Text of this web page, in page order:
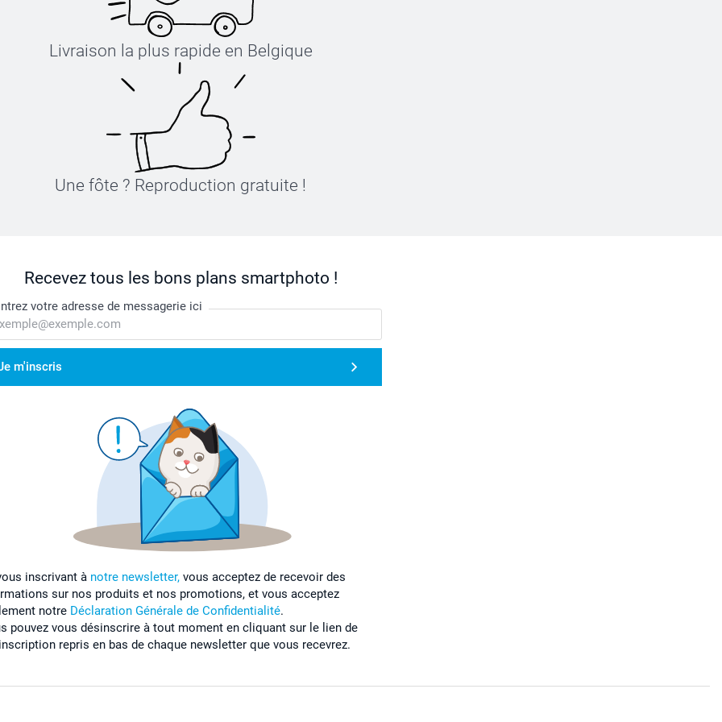
Livraison la plus rapide en Belgique
Une fôte ? Reproduction gratuite !
Recevez tous les bons plans smartphoto !
votre adresse de messagerie ici
m'inscris
inscrivant à notre newsletter, vous acceptez de recevoir des
sur nos produits et nos promotions, et vous acceptez
notre Déclaration Générale de Confidentialité.
pouvez vous désinscrire à tout moment en cliquant sur le lien de
repris en bas de chaque newsletter que vous recevrez.